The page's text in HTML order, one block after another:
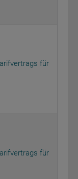
für
für